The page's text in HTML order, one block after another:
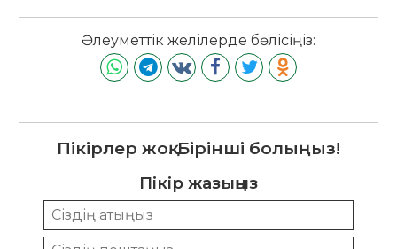
Әлеуметтік желілерде бөлісіңіз:
Пікірлер жоқ. Бірінші болыңыз!
Пікір жазыңыз